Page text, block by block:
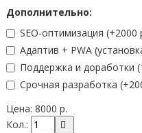
Дополнительно:
SEO-оптимизация (+2000
Адаптив + PWA
Поддержка и доработки
Срочная разработка
Цена: 8000 р.
Кол.: